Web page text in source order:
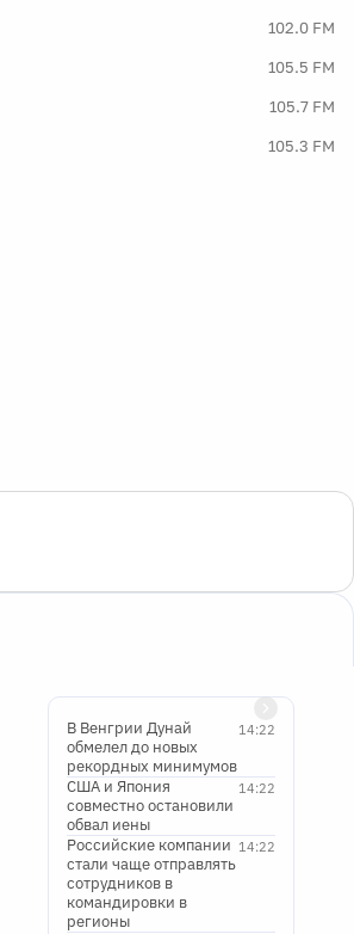
102.0 FM
105.5 FM
105.7 FM
105.3 FM
14:22
В Венгрии Дунай
обмелел до новых
рекордных минимумов
14:22
США и Япония
совместно остановили
обвал иены
14:22
Российские компании
стали чаще отправлять
сотрудников в
командировки в
регионы